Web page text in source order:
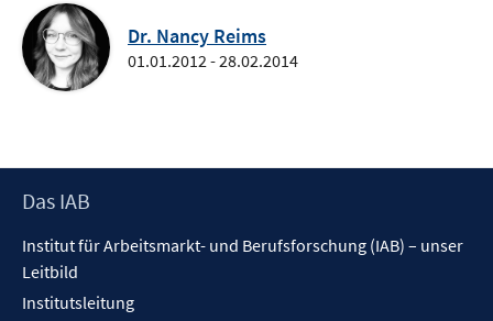
Dr. Nancy Reims
01.01.2012 - 28.02.2014
Footer
Das IAB
Institut für Arbeitsmarkt- und Berufsforschung (IAB) – unser
Leitbild
Institutsleitung